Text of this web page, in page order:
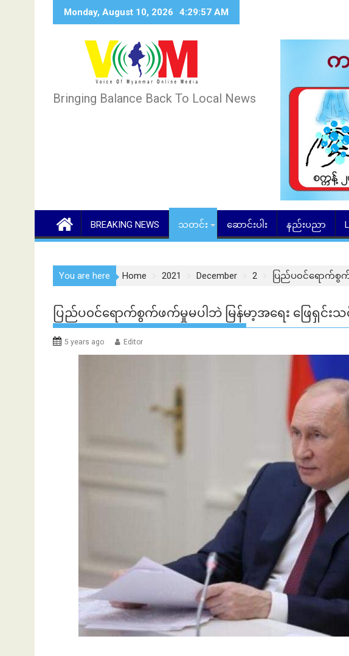
Monday, August 10, 2026 4:29:58 AM
Bringing Balance Back To Local News
BREAKING NEWS သတင်း ဆောင်းပါး နည်းပညာ
You are here Home 2021 December 2 ပြည်ပ၀င်ရောက်စွ
ပြည်ပ၀င်ရောက်စွက်ဖက်မှုမပါဘဲ မြန်မာ့အရေး ဖြေရှင်
5 years ago Editor
ဘဏ်နဲ့အကြွေး